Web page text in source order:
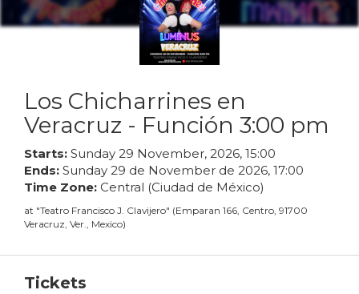
Los Chicharrines en
Veracruz - Función 3:00 pm
Starts: Sunday 29 November, 2026, 15:00
Ends: Sunday 29 de November de 2026, 17:00
Time Zone: Central (Ciudad de México)
at "Teatro Francisco J. Clavijero" (Emparan 166, Centro, 91700
Veracruz, Ver., Mexico)
Tickets